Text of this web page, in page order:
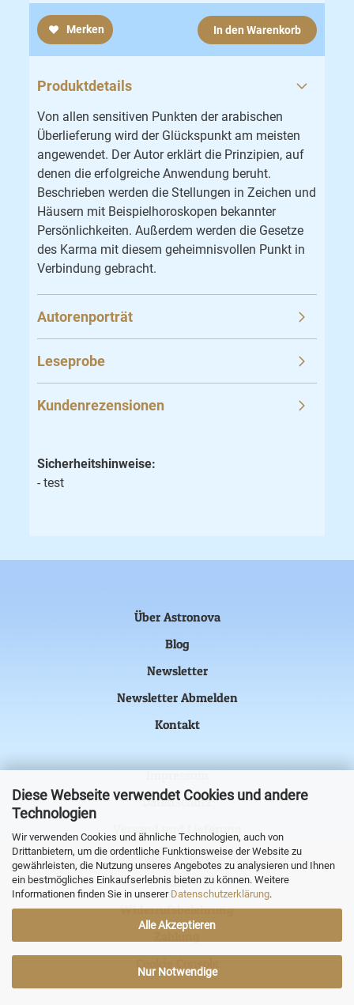
Diese Webseite verwendet Cookies und andere
Technologien
Wir verwenden Cookies und ähnliche Technologien, auch von
Drittanbietern, um die ordentliche Funktionsweise der Website zu
gewährleisten, die Nutzung unseres Angebotes zu analysieren und Ihnen
ein bestmögliches Einkaufserlebnis bieten zu können. Weitere
Informationen finden Sie in unserer Datenschutzerklärung.
Alle Akzeptieren
Nur Notwendige
Merken In den Warenkorb
Produktdetails
Von allen sensitiven Punkten der arabischen
Überlieferung wird der Glückspunkt am meisten
angewendet. Der Autor erklärt die Prinzipien, auf
denen die erfolgreiche Anwendung beruht.
Beschrieben werden die Stellungen in Zeichen und
Häusern mit Beispielhoroskopen bekannter
Persönlichkeiten. Außerdem werden die Gesetze
des Karma mit diesem geheimnisvollen Punkt in
Verbindung gebracht.
Autorenporträt
Leseprobe
Kundenrezensionen
Sicherheitshinweise:
- test
Über Astronova
Blog
Newsletter
Newsletter Abmelden
Kontakt
Impressum
Datenschutz
Versand und Lieferung
Kundenkonto
AGB
Widerrufsbelehrung
Zahlung
Cookie Console